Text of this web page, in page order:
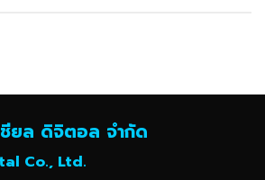
ยล ดิจิตอล จำกัด
Co., Ltd.